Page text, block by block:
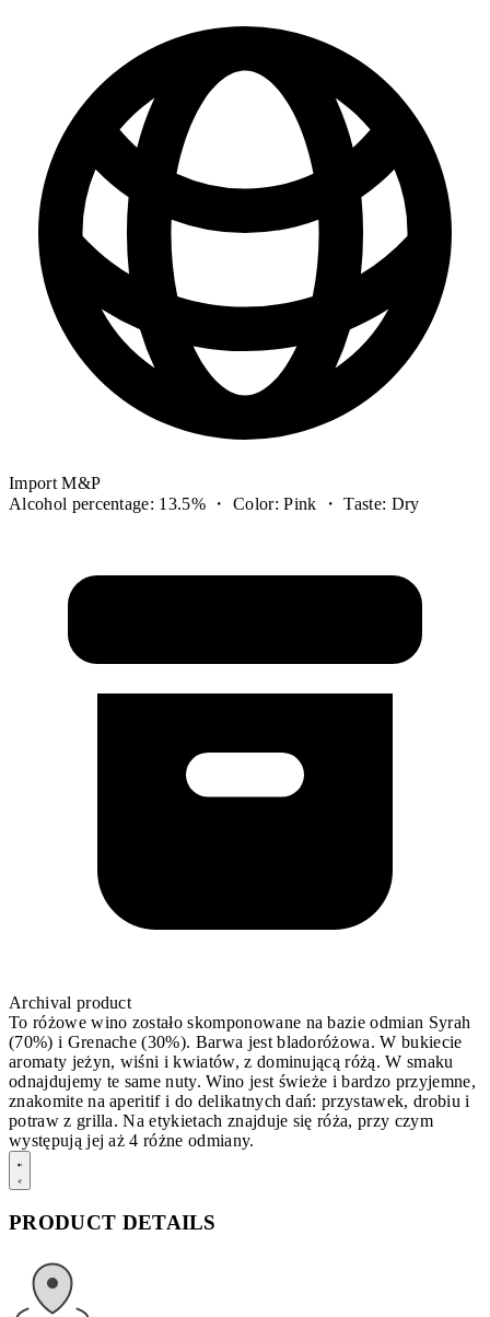
Import M&P
Alcohol percentage: 13.5% ・ Color: Pink ・ Taste: Dry
Archival product
To różowe wino zostało skomponowane na bazie odmian Syrah
(70%) i Grenache (30%). Barwa jest bladoróżowa. W bukiecie
aromaty jeżyn, wiśni i kwiatów, z dominującą różą. W smaku
odnajdujemy te same nuty. Wino jest świeże i bardzo przyjemne,
znakomite na aperitif i do delikatnych dań: przystawek, drobiu i
potraw z grilla. Na etykietach znajduje się róża, przy czym
występują jej aż 4 różne odmiany.
PRODUCT DETAILS